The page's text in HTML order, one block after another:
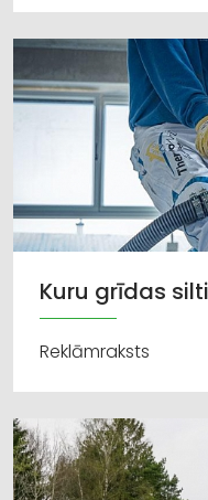
Kuru grīdas
Reklāmraksts